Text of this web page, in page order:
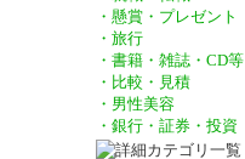
・懸賞・プレゼント
・旅行
・書籍・雑誌・CD等
・比較・見積
・男性美容
・銀行・証券・投資